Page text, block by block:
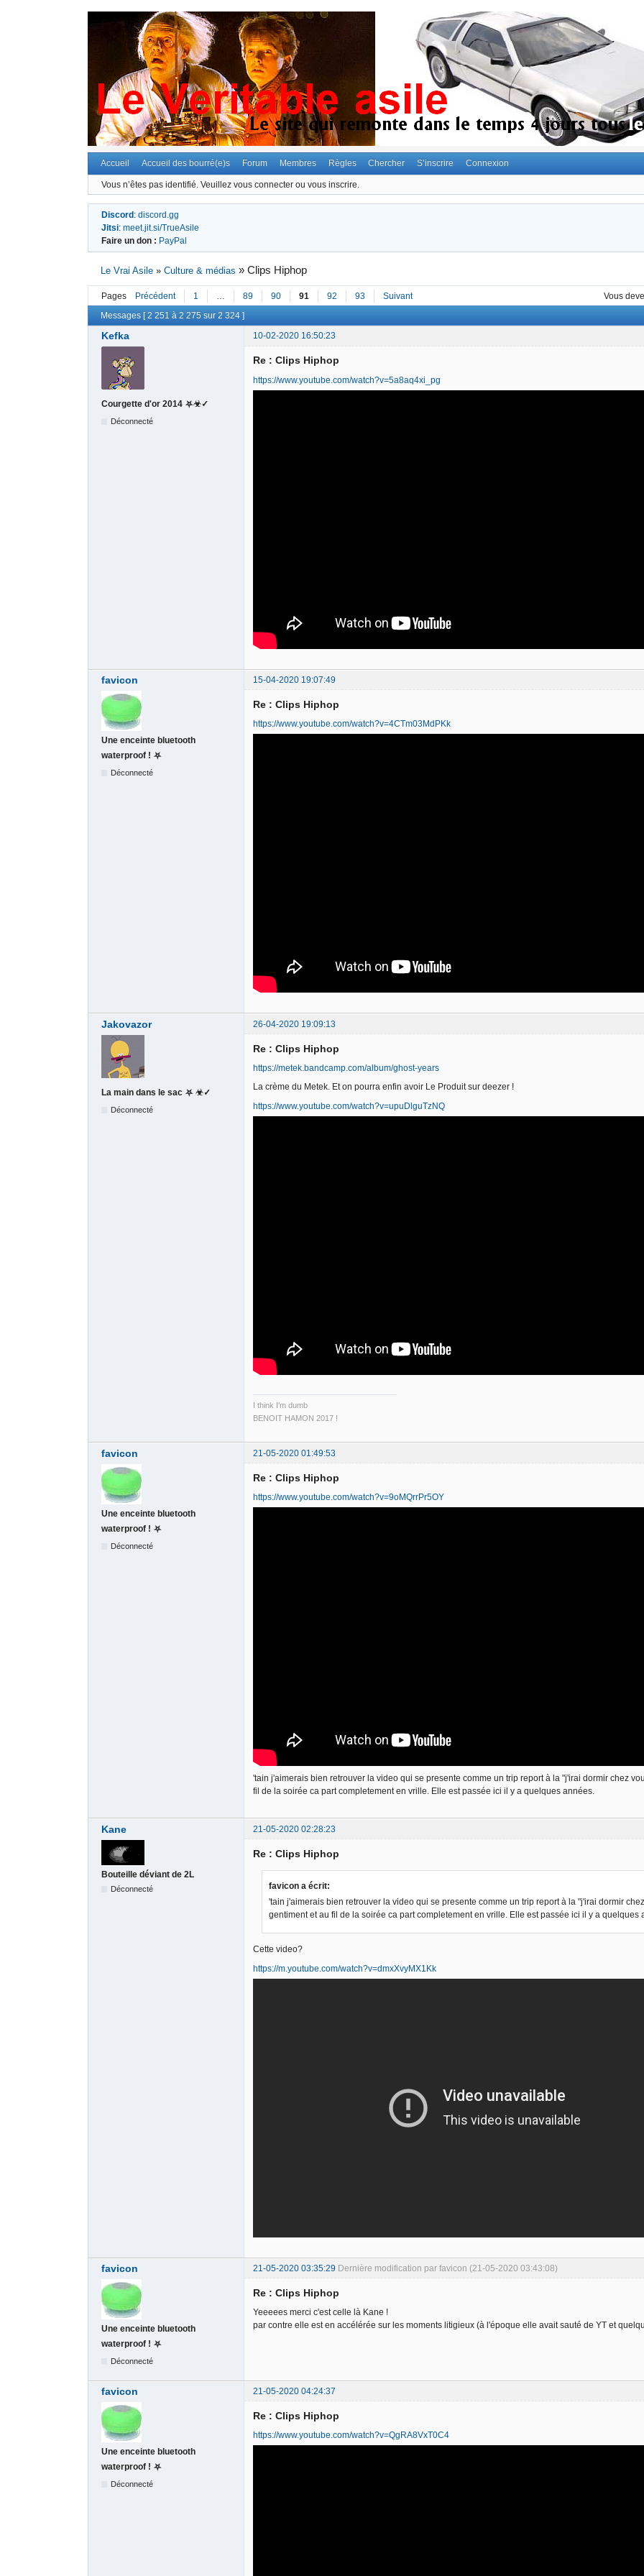
Accueil Accueil des bourré(e)s Forum Membres Règles Chercher S’inscrire Connexion
Vous n’êtes pas identifié. Veuillez vous connecter ou vous inscrire.
Discord: discord.gg
Jitsi: meet.jit.si/TrueAsile
Faire un don : PayPal
Le Vrai Asile »Culture & médias »Clips Hiphop
Pages Précédent 1 89 90 91 92 93 Suivant Vous
Messages [ 2 251 à 2 275 sur 2 324 ]
Kefka 10-02-2020 16:50:23
Courgette d'or 2014 ⛧☣✓
Déconnecté
Re : Clips Hiphop
https://www.youtube.com/watch?v=5a8aq4xi_pg
favicon 15-04-2020 19:07:49
Une enceinte bluetooth
waterproof ! ⛧
Déconnecté
Re : Clips Hiphop
https://www.youtube.com/watch?v=4CTm03MdPKk
Jakovazor 26-04-2020 19:09:13
La main dans le sac ⛧ ☣✓
Déconnecté
Re : Clips Hiphop
https://metek.bandcamp.com/album/ghost-years
La crème du Metek. Et on pourra enfin avoir Le Produit sur deezer !
https://www.youtube.com/watch?v=upuDlguTzNQ
I think I'm dumb
BENOIT HAMON 2017 !
favicon 21-05-2020 01:49:53
Une enceinte bluetooth
waterproof ! ⛧
Déconnecté
Re : Clips Hiphop
https://www.youtube.com/watch?v=9oMQrrPr5OY
'tain j'aimerais bien retrouver la video qui se presente comme un trip report à la "j'irai dormir chez
fil de la soirée ca part completement en vrille. Elle est passée ici il y a quelques années.
Kane 21-05-2020 02:28:23
Bouteille déviant de 2L
Déconnecté
Re : Clips Hiphop
favicon a écrit:
'tain j'aimerais bien retrouver la video qui se presente comme un trip report à la "j'irai dormir
gentiment et au fil de la soirée ca part completement en vrille. Elle est passée ici il y a quelques
Cette video?
https://m.youtube.com/watch?v=dmxXvyMX1Kk
favicon 21-05-2020 03:35:29 Dernière modification par favicon (21-05-2020 03:43:08)
Une enceinte bluetooth
waterproof ! ⛧
Déconnecté
Re : Clips Hiphop
Yeeeees merci c'est celle là Kane !
par contre elle est en accélérée sur les moments litigieux (à l'époque elle avait sauté de YT et
favicon 21-05-2020 04:24:37
Une enceinte bluetooth
waterproof ! ⛧
Déconnecté
Re : Clips Hiphop
https://www.youtube.com/watch?v=QgRA8VxT0C4